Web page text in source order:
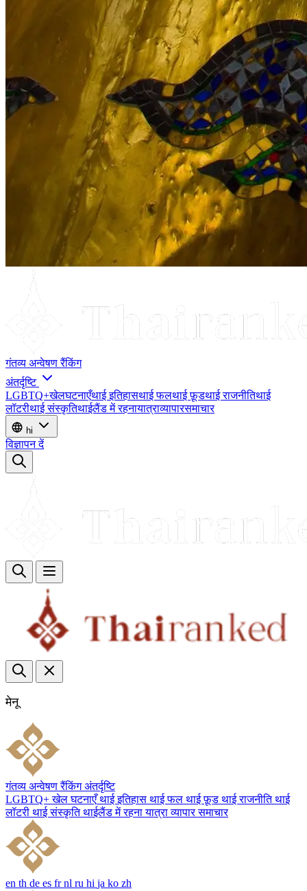
गंतव्य अन्वेषण रैंकिंग
अंतर्दृष्टि
LGBTQ+खेलघटनाएँथाई इतिहासथाई फलथाई फ़ूडथाई राजनीतिथाई
लॉटरीथाई संस्कृतिथाईलैंड में रहनायात्राव्यापारसमाचार
hi
विज्ञापन दें
मेनू
गंतव्य अन्वेषण रैंकिंग अंतर्दृष्टि
LGBTQ+ खेल घटनाएँ थाई इतिहास थाई फल थाई फ़ूड थाई राजनीति थाई
लॉटरी थाई संस्कृति थाईलैंड में रहना यात्रा व्यापार समाचार
en th de es fr nl ru hi ja ko zh